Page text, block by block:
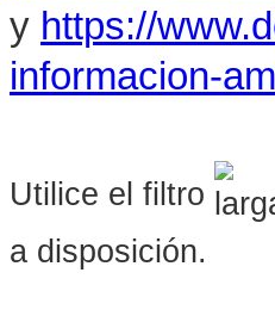
y https://
informacion-
Utilice el filtro
a disposición.